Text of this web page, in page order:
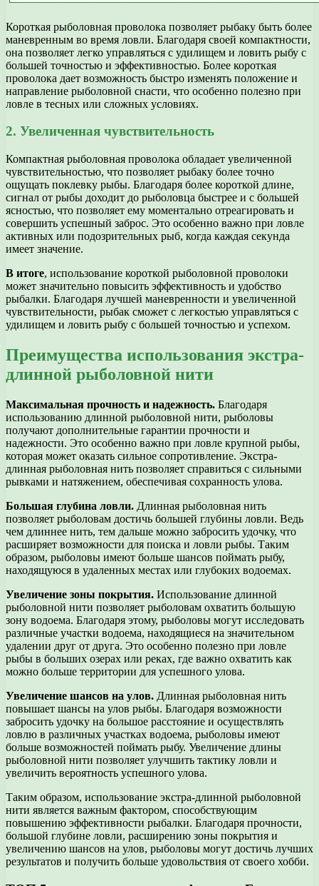
Короткая рыболовная проволока позволяет рыбаку быть более
маневренным во время ловли. Благодаря своей компактности,
она позволяет легко управляться с удилищем и ловить рыбу с
большей точностью и эффективностью. Более короткая
проволока дает возможность быстро изменять положение и
направление рыболовной снасти, что особенно полезно при
ловле в тесных или сложных условиях.
2. Увеличенная чувствительность
Компактная рыболовная проволока обладает увеличенной
чувствительностью, что позволяет рыбаку более точно
ощущать поклевку рыбы. Благодаря более короткой длине,
сигнал от рыбы доходит до рыболовца быстрее и с большей
ясностью, что позволяет ему моментально отреагировать и
совершить успешный заброс. Это особенно важно при ловле
активных или подозрительных рыб, когда каждая секунда
имеет значение.
В итоге, использование короткой рыболовной проволоки
может значительно повысить эффективность и удобство
рыбалки. Благодаря лучшей маневренности и увеличенной
чувствительности, рыбак сможет с легкостью управляться с
удилищем и ловить рыбу с большей точностью и успехом.
Преимущества использования экстра-
длинной рыболовной нити
Максимальная прочность и надежность. Благодаря
использованию длинной рыболовной нити, рыболовы
получают дополнительные гарантии прочности и
надежности. Это особенно важно при ловле крупной рыбы,
которая может оказать сильное сопротивление. Экстра-
длинная рыболовная нить позволяет справиться с сильными
рывками и натяжением, обеспечивая сохранность улова.
Большая глубина ловли. Длинная рыболовная нить
позволяет рыболовам достичь большей глубины ловли. Ведь
чем длиннее нить, тем дальше можно забросить удочку, что
расширяет возможности для поиска и ловли рыбы. Таким
образом, рыболовы имеют больше шансов поймать рыбу,
находящуюся в удаленных местах или глубоких водоемах.
Увеличение зоны покрытия. Использование длинной
рыболовной нити позволяет рыболовам охватить большую
зону водоема. Благодаря этому, рыболовы могут исследовать
различные участки водоема, находящиеся на значительном
удалении друг от друга. Это особенно полезно при ловле
рыбы в больших озерах или реках, где важно охватить как
можно больше территории для успешного улова.
Увеличение шансов на улов. Длинная рыболовная нить
повышает шансы на улов рыбы. Благодаря возможности
забросить удочку на большое расстояние и осуществлять
ловлю в различных участках водоема, рыболовы имеют
больше возможностей поймать рыбу. Увеличение длины
рыболовной нити позволяет улучшить тактику ловли и
увеличить вероятность успешного улова.
Таким образом, использование экстра-длинной рыболовной
нити является важным фактором, способствующим
повышению эффективности рыбалки. Благодаря прочности,
большой глубине ловли, расширению зоны покрытия и
увеличению шансов на улов, рыболовы могут достичь лучших
результатов и получить больше удовольствия от своего хобби.